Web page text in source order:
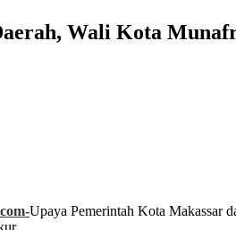
Wali Kota
Upaya Pemerintah Kota Makassar